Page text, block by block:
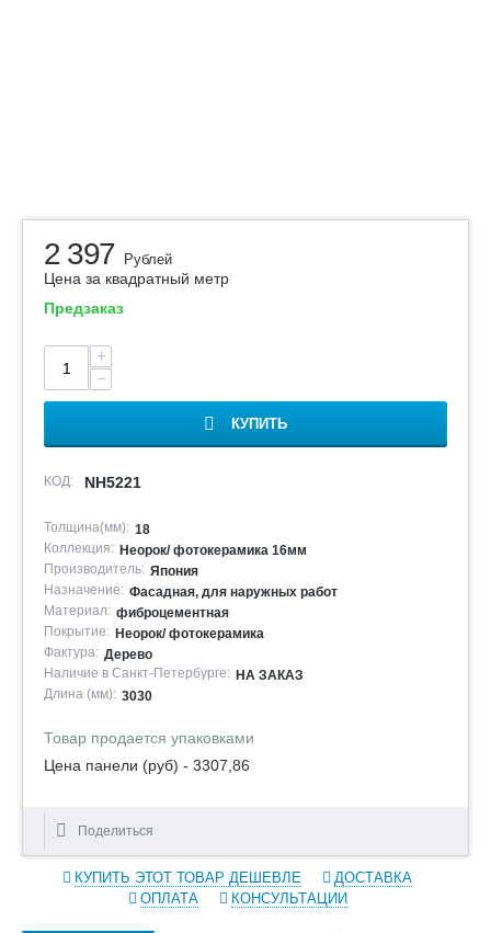
2 397 Рублей
Цена за квадратный метр
Предзаказ
+
−
КУПИТЬ
КОД: NH5221
Толщина(мм): 18
Коллекция: Неорок/ фотокерамика 16мм
Производитель: Япония
Назначение: Фасадная, для наружных работ
Материал: фиброцементная
Покрытие: Неорок/ фотокерамика
Фактура: Дерево
Наличие в Санкт-Петербурге: НА ЗАКАЗ
Длина (мм): 3030
Товар продается упаковками
Цена панели (руб) - 3307,86
Поделиться
КУПИТЬ ЭТОТ ТОВАР ДЕШЕВЛЕ
ДОСТАВКА
ОПЛАТА
КОНСУЛЬТАЦИИ